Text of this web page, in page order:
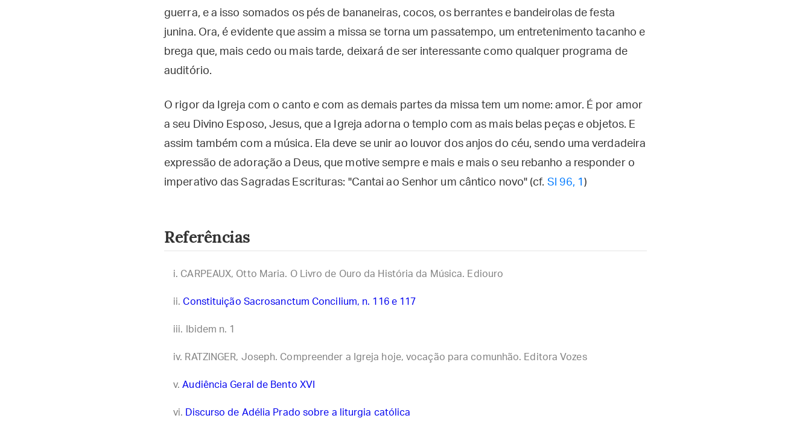
guerra, e a isso somados os pés de bananeiras, cocos, os berrantes e bandeirolas de festa
junina. Ora, é evidente que assim a missa se torna um passatempo, um entretenimento tacanho e
brega que, mais cedo ou mais tarde, deixará de ser interessante como qualquer programa de
auditório.
O rigor da Igreja com o canto e com as demais partes da missa tem um nome: amor. É por amor
a seu Divino Esposo, Jesus, que a Igreja adorna o templo com as mais belas peças e objetos. E
assim também com a música. Ela deve se unir ao louvor dos anjos do céu, sendo uma verdadeira
expressão de adoração a Deus, que motive sempre e mais e mais o seu rebanho a responder o
imperativo das Sagradas Escrituras: "Cantai ao Senhor um cântico novo" (cf. Sl 96, 1 )
Referências
CARPEAUX, Otto Maria. O Livro de Ouro da História da Música. Ediouro
Constituição Sacrosanctum Concilium, n. 116 e 117
Ibidem n. 1
RATZINGER, Joseph. Compreender a Igreja hoje, vocação para comunhão. Editora Vozes
Audiência Geral de Bento XVI
Discurso de Adélia Prado sobre a liturgia católica